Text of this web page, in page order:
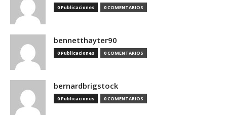
0 Publicaciones 0 COMENTARIOS
bennetthayter90
0 Publicaciones 0 COMENTARIOS
bernardbrigstock
0 Publicaciones 0 COMENTARIOS